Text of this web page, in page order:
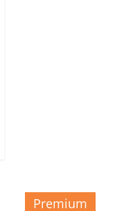
Premium